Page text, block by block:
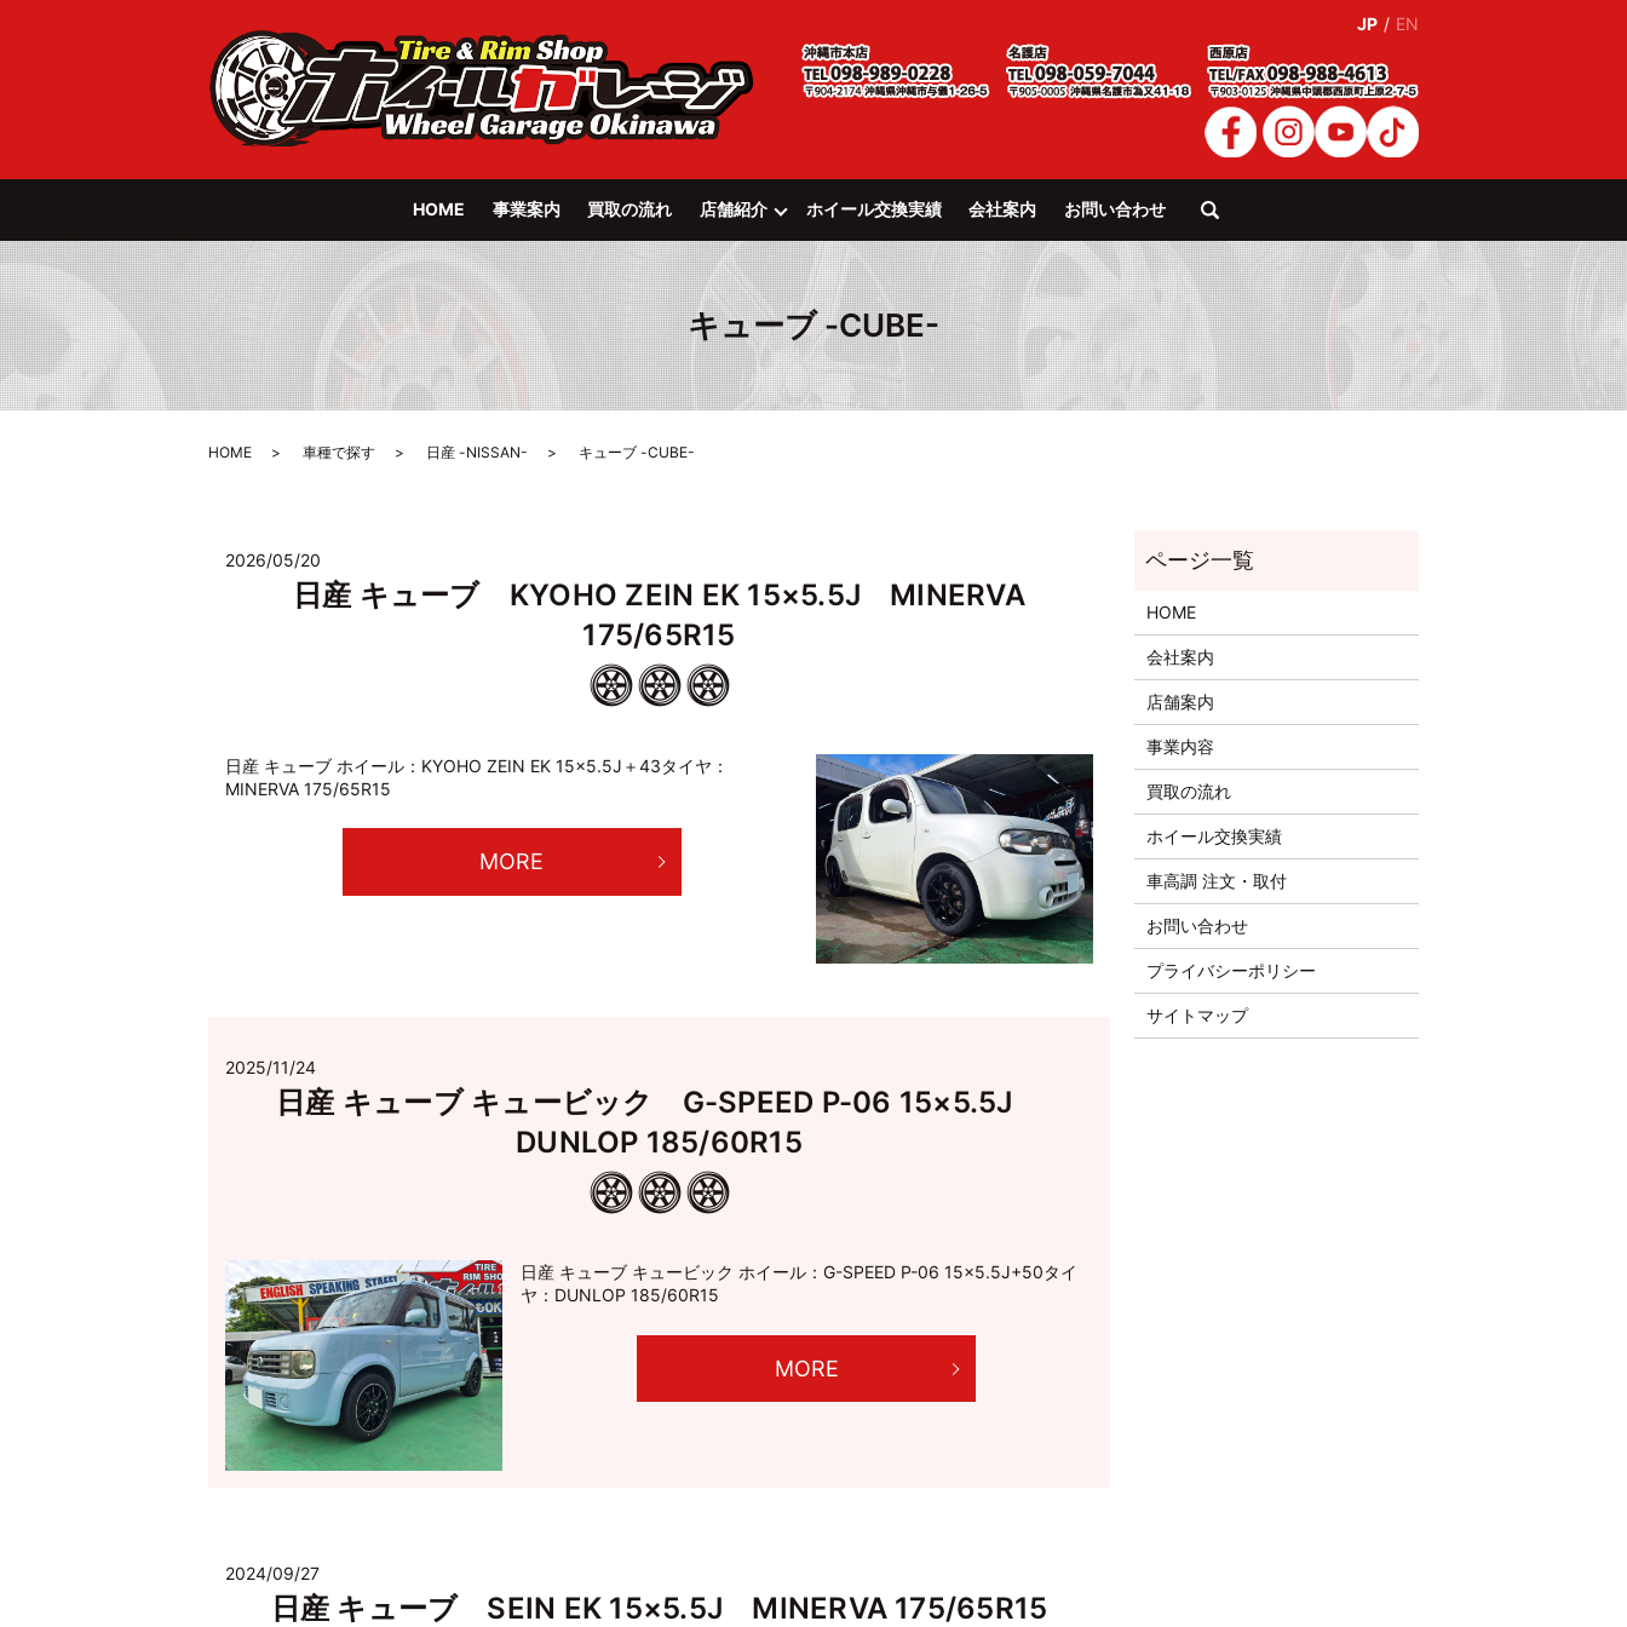
JP / EN
HOME 事業案内 買取の流れ 店舗紹介 ホイール交換実績 会社案内 お問い合わせ
search
キューブ -CUBE-
HOME 車種で探す 日産 -NISSAN- キューブ -CUBE-
2026/05/20
日産 キューブ KYOHO ZEIN EK 15×5.5J MINERVA
175/65R15
日産 キューブ ホイール：KYOHO ZEIN EK 15×5.5J＋43タイヤ：
MINERVA 175/65R15
MORE
2025/11/24
日産 キューブ キュービック G-SPEED P-06 15×5.5J
DUNLOP 185/60R15
日産 キューブ キュービック ホイール：G-SPEED P-06 15×5.5J+50タイ
ヤ：DUNLOP 185/60R15
MORE
2024/09/27
日産 キューブ SEIN EK 15×5.5J MINERVA 175/65R15
HOME
会社案内
店舗案内
事業内容
買取の流れ
ホイール交換実績
車高調 注文・取付
お問い合わせ
プライバシーポリシー
サイトマップ